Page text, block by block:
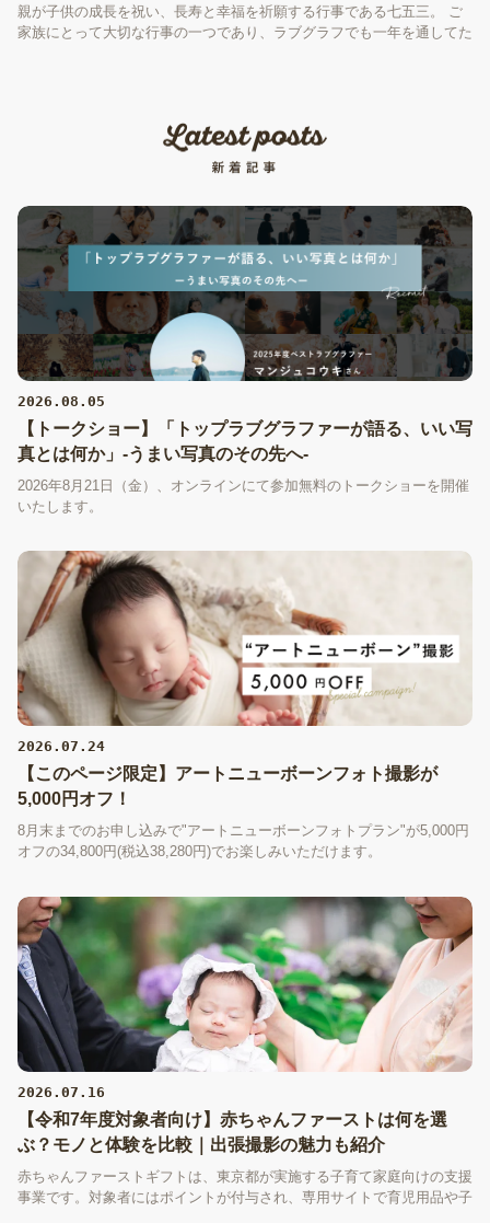
親が子供の成長を祝い、長寿と幸福を祈願する行事である七五三。 ご
家族にとって大切な行事の一つであり、ラブグラフでも一年を通してた
2026.08.05
【トークショー】「トップラブグラファーが語る、いい写
真とは何か」-うまい写真のその先へ-
2026年8月21日（金）、オンラインにて参加無料のトークショーを開催
いたします。
2026.07.24
【このページ限定】アートニューボーンフォト撮影が
5,000円オフ！
8月末までのお申し込みで"アートニューボーンフォトプラン"が5,000円
オフの34,800円(税込38,280円)でお楽しみいただけます。
2026.07.16
【令和7年度対象者向け】赤ちゃんファーストは何を選
ぶ？モノと体験を比較｜出張撮影の魅力も紹介
赤ちゃんファーストギフトは、東京都が実施する子育て家庭向けの支援
事業です。対象者にはポイントが付与され、専用サイトで育児用品や子